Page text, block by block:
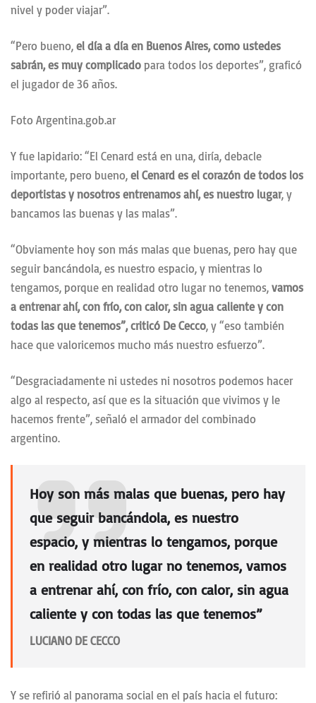
nivel y poder viajar”.
“Pero bueno, el día a día en Buenos Aires, como ustedes
sabrán, es muy complicado para todos los deportes”, graficó
el jugador de 36 años.
Foto Argentina.gob.ar
Y fue lapidario: “El Cenard está en una, diría, debacle
importante, pero bueno, el Cenard es el corazón de todos los
deportistas y nosotros entrenamos ahí, es nuestro lugar, y
bancamos las buenas y las malas”.
“Obviamente hoy son más malas que buenas, pero hay que
seguir bancándola, es nuestro espacio, y mientras lo
tengamos, porque en realidad otro lugar no tenemos, vamos
a entrenar ahí, con frío, con calor, sin agua caliente y con
todas las que tenemos”, criticó De Cecco, y “eso también
hace que valoricemos mucho más nuestro esfuerzo”.
“Desgraciadamente ni ustedes ni nosotros podemos hacer
algo al respecto, así que es la situación que vivimos y le
hacemos frente”, señaló el armador del combinado
argentino.
Hoy son más malas que buenas, pero hay
que seguir bancándola, es nuestro
espacio, y mientras lo tengamos, porque
en realidad otro lugar no tenemos, vamos
a entrenar ahí, con frío, con calor, sin agua
caliente y con todas las que tenemos”
LUCIANO DE CECCO
Y se refirió al panorama social en el país hacia el futuro: